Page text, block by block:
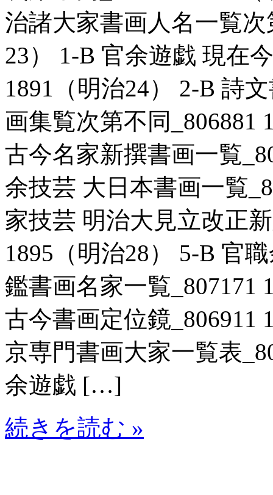
治諸大家書画人名一覧次
23） 1-B 官余遊戯 現在
1891（明治24） 2-B 詩
画集覧次第不同_806881
古今名家新撰書画一覧
余技芸 大日本書画一覧
家技芸 明治大見立改正
1895（明治28） 5-B 官
鑑書画名家一覧_807171
古今書画定位鏡_806911
京専門書画大家一覧表
余遊戯 […]
続きを読む »